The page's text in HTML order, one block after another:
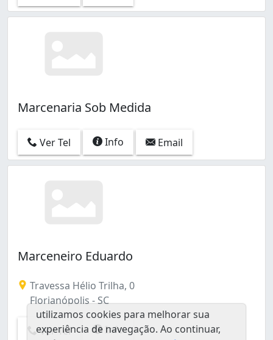
Marcenaria Sob Medida
Ver Tel Info Email
Marceneiro Eduardo
Travessa Hélio Trilha, 0
Florianópolis - SC
Ver Tel Info
utilizamos cookies para melhorar sua
experiência de navegação. Ao continuar,